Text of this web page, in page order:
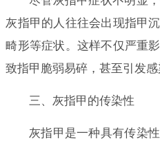
灰指甲的人往往会出现指甲
畸形等症状。这样不仅严重
致指甲脆弱易碎，甚至引发感
三、灰指甲的传染性
灰指甲是一种具有传染